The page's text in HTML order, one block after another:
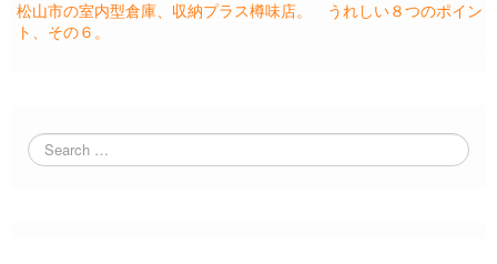
松山市の室内型倉庫、収納プラス樽味店。 うれしい８つのポイン
ト、その６。